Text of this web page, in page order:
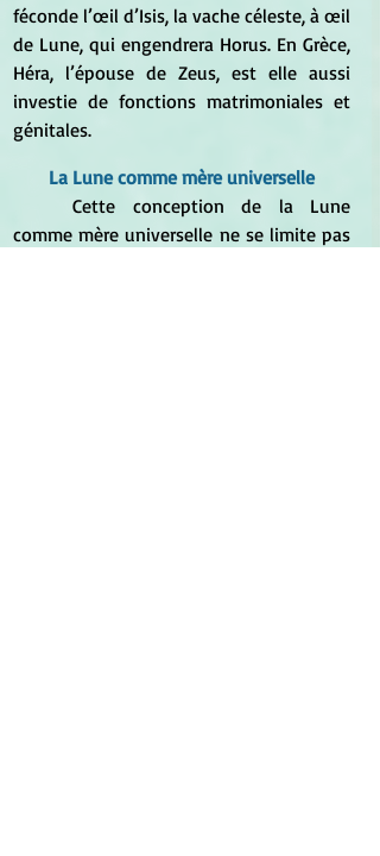
féconde l’œil d’Isis, la vache céleste, à œil
de Lune, qui engendrera Horus. En Grèce,
Héra, l’épouse de Zeus, est elle aussi
investie de fonctions matrimoniales et
génitales.
La Lune comme mère universelle
	Cette conception de la Lune
comme mère universelle ne se limite pas